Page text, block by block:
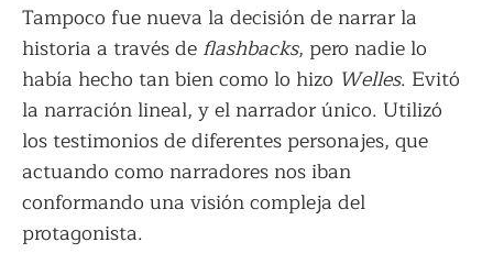
Tampoco fue nueva la decisión de narrar la
historia a través de flashbacks, pero nadie lo
había hecho tan bien como lo hizo Welles. Evitó
la narración lineal, y el narrador único. Utilizó
los testimonios de diferentes personajes, que
actuando como narradores nos iban
conformando una visión compleja del
protagonista.